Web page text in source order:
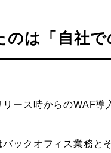
のは「自社
リース時からのWAF導
バックオフィス業務